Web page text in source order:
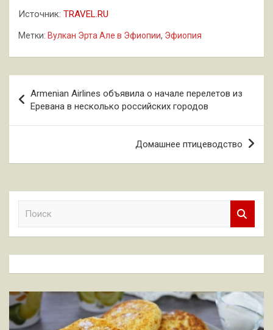
Источник: TRAVEL.RU
Метки: Вулкан Эрта Але в Эфиопии, Эфиопия
по
записям
Armenian Airlines объявила о начале перелетов из
Еревана в несколько российских городов
Домашнее птицеводство
к